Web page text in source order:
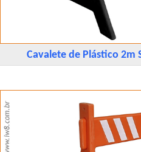
Cavalete de Plástico 2m